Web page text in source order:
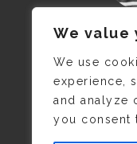
We value
We use
experience,
and analyze
you consent
JE
C’EST
PRIS